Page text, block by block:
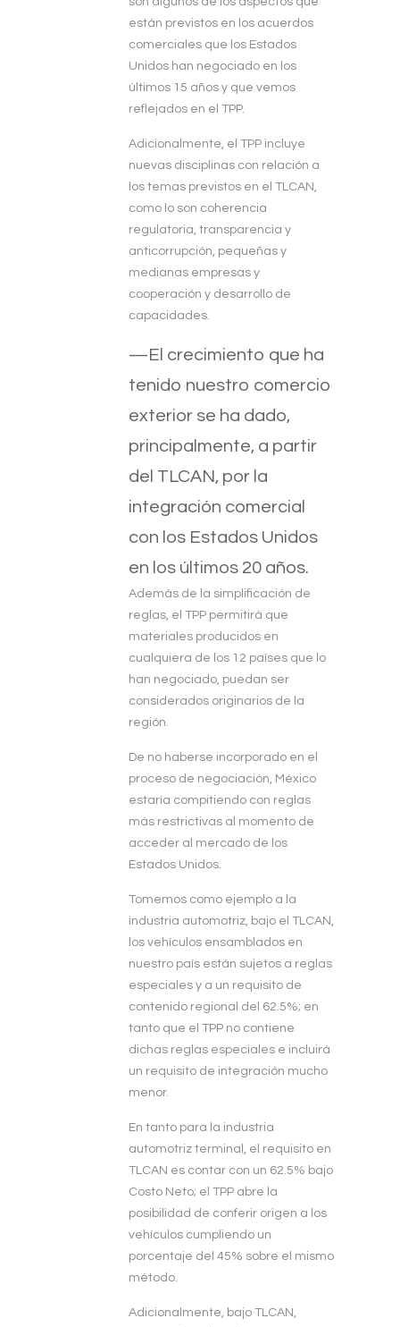
están previstos en los acuerdos
comerciales que los Estados
Unidos han negociado en los
últimos 15 años y que vemos
reflejados en el TPP.
Adicionalmente, el TPP incluye
nuevas disciplinas con relación a
los temas previstos en el TLCAN,
como lo son coherencia
regulatoria, transparencia y
anticorrupción, pequeñas y
medianas empresas y
cooperación y desarrollo de
capacidades.
—El crecimiento que ha
tenido nuestro comercio
exterior se ha dado,
principalmente, a partir
del TLCAN, por la
integración comercial
con los Estados Unidos
en los últimos 20 años.
Además de la simplificación de
reglas, el TPP permitirá que
materiales producidos en
cualquiera de los 12 países que lo
han negociado, puedan ser
considerados originarios de la
región.
De no haberse incorporado en el
proceso de negociación, México
estaría compitiendo con reglas
más restrictivas al momento de
acceder al mercado de los
Estados Unidos.
Tomemos como ejemplo a la
industria automotriz, bajo el TLCAN,
los vehículos ensamblados en
nuestro país están sujetos a reglas
especiales y a un requisito de
contenido regional del 62.5%; en
tanto que el TPP no contiene
dichas reglas especiales e incluirá
un requisito de integración mucho
menor.
En tanto para la industria
automotriz terminal, el requisito en
TLCAN es contar con un 62.5% bajo
Costo Neto; el TPP abre la
posibilidad de conferir origen a los
vehículos cumpliendo un
porcentaje del 45% sobre el mismo
método.
Adicionalmente, bajo TLCAN,